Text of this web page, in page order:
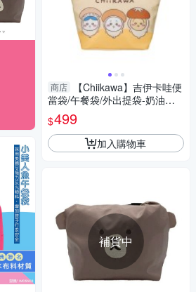
商店
【Chiikawa】吉伊卡哇便
當袋/午餐袋/外出提袋-奶油黃 I
MCHN01YL
$499
加入購物車
補貨中